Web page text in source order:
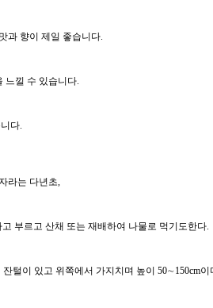
과 향이 제일 좋습니다.
느낄 수 있습니다.
다.
라는 다년초,
부르고 산채 또는 재배하여 나물로 먹기도한다.
털이 있고 위쪽에서 가지치며 높이 50∼150cm이